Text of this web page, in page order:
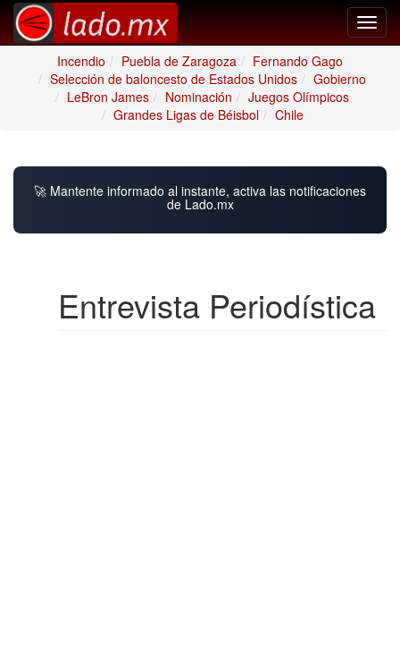
Incendio
Puebla de Zaragoza
Fernando Gago
Selección de baloncesto de Estados Unidos
Gobierno
LeBron James
Nominación
Juegos Olímpicos
Grandes Ligas de Béisbol
Chile
🚀 Mantente informado al instante, activa las notificaciones
de Lado.mx
Entrevista Periodística